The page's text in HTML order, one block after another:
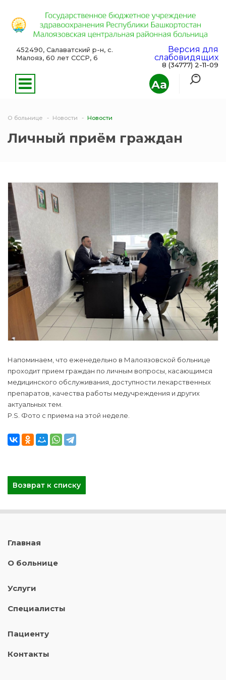
Aa
452490, Салаватский р-н, с.
Малояз, 60 лет СССР, 6
Версия для
слабовидящих
8 (34777) 2-11-09
О больнице Новости Новости
Личный приём граждан
Напоминаем, что еженедельно в Малоязовской больнице
проходит прием граждан по личным вопросы, касающимся
медицинского обслуживания, доступности лекарственных
препаратов, качества работы медучреждения и других
актуальных тем.
P.S. Фото с приема на этой неделе.
Возврат к списку
Главная
О больнице
Услуги
Специалисты
Пациенту
Контакты